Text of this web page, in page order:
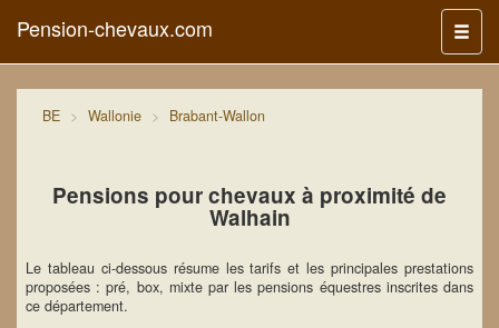
Menu
Pension-chevaux.com
BE Wallonie Brabant-Wallon
Pensions pour chevaux à proximité de
Walhain
Le tableau ci-dessous résume les tarifs et les principales prestations
proposées : pré, box, mixte par les pensions équestres inscrites dans
ce département.